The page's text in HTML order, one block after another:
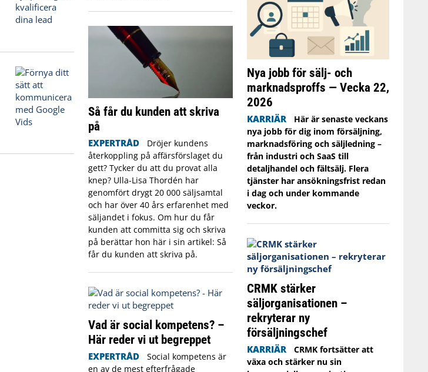
Så får du kunden att skriva
på
EXPERTRÅD
Dröjer kundens
återkoppling på affärsförslaget du
gett? Tycker du att du provat alla
knep? Ulla-Lisa Thordén har
genomfört drygt 20 000 säljsamtal
och har över 40 års erfarenhet med
säljandet i fokus. Om hur du får
kunden att committa sig och skriva
på berättar hon här i sin artikel: Så
får du kunden att skriva på.
Vad är social kompetens? –
Här reder vi ut begreppet
EXPERTRÅD
Social kompetens är
en av de mest efterfrågade
Nya jobb för sälj- och
marknadsproffs — Vecka 22,
2026
KARRIÄR
Här är senaste veckans
nya jobb för dig inom försäljning,
marknadsföring och säljledning –
från industri och SaaS till
detaljhandel och fältsälj. Flera
tjänster har ansökningsfrist redan
i dag och under kommande
veckor.
CRMK stärker
säljorganisationen –
rekryterar ny
försäljningschef
KARRIÄR
CRMK fortsätter att
växa och stärker nu sin